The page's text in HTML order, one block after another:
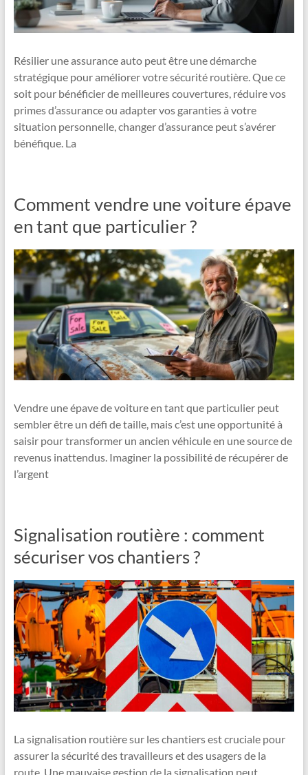
Résilier une assurance auto peut être une démarche
stratégique pour améliorer votre sécurité routière. Que ce
soit pour bénéficier de meilleures couvertures, réduire vos
primes d’assurance ou adapter vos garanties à votre
situation personnelle, changer d’assurance peut s’avérer
bénéfique. La
Comment vendre une voiture épave
en tant que particulier ?
Vendre une épave de voiture en tant que particulier peut
sembler être un défi de taille, mais c’est une opportunité à
saisir pour transformer un ancien véhicule en une source de
revenus inattendus. Imaginer la possibilité de récupérer de
l’argent
Signalisation routière : comment
sécuriser vos chantiers ?
La signalisation routière sur les chantiers est cruciale pour
assurer la sécurité des travailleurs et des usagers de la
route. Une mauvaise gestion de la signalisation peut